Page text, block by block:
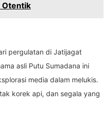
Otentik
pergulatan di Jatijagat
asli Putu Sumadana ini
media dalam melukis.
korek api, dan segala yang